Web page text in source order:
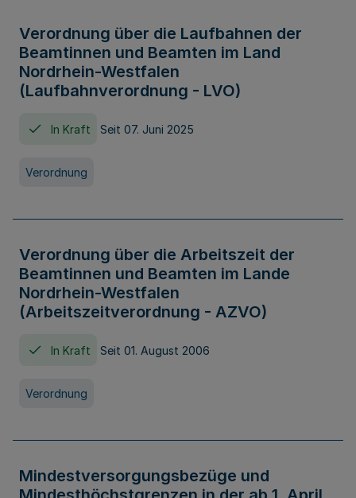
Verordnung über die Laufbahnen der
Beamtinnen und Beamten im Land
Nordrhein-Westfalen
(Laufbahnverordnung - LVO)
In Kraft Seit 07. Juni 2025
Verordnung
Verordnung über die Arbeitszeit der
Beamtinnen und Beamten im Lande
Nordrhein-Westfalen
(Arbeitszeitverordnung - AZVO)
In Kraft Seit 01. August 2006
Verordnung
Mindestversorgungsbezüge und